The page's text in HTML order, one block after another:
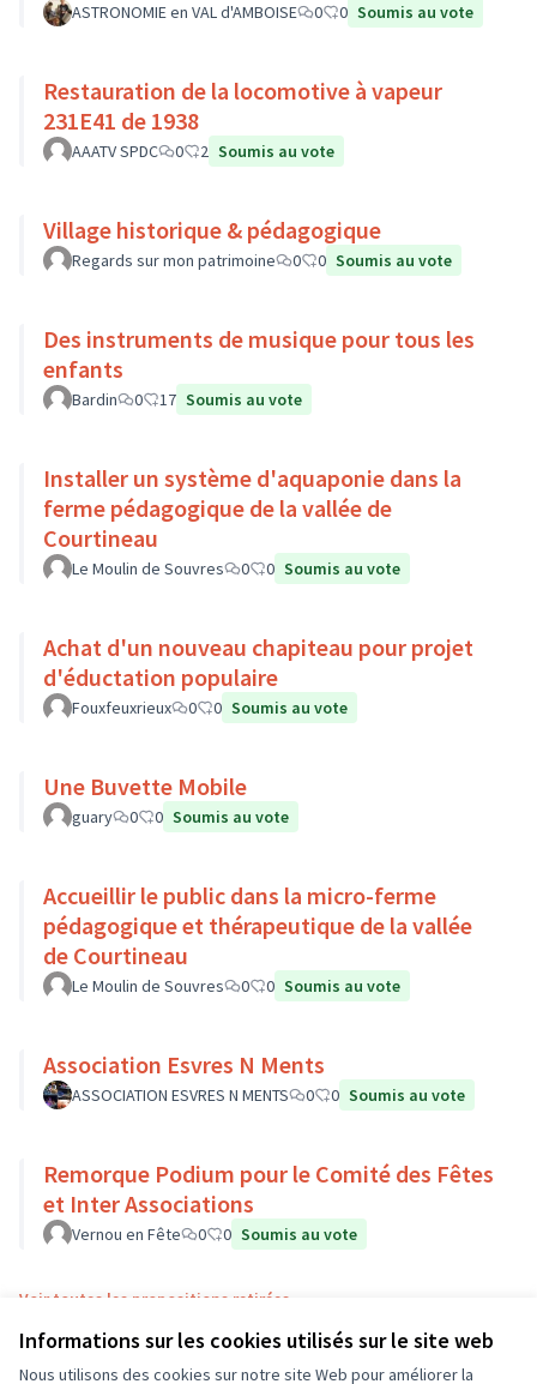
Informations sur les cookies utilisés sur le site web
Nous utilisons des cookies sur notre site Web pour améliorer la
ASTRONOMIE en VAL d'AMBOISE 0 0 Soumis au vote
Restauration de la locomotive à vapeur
231E41 de 1938
AAATV SPDC 0 2 Soumis au vote
Village historique & pédagogique
Regards sur mon patrimoine 0 0 Soumis au vote
Des instruments de musique pour tous les
enfants
Bardin 0 17 Soumis au vote
Installer un système d'aquaponie dans la
ferme pédagogique de la vallée de
Courtineau
Le Moulin de Souvres 0 0 Soumis au vote
Achat d'un nouveau chapiteau pour projet
d'éductation populaire
Fouxfeuxrieux 0 0 Soumis au vote
Une Buvette Mobile
guary 0 0 Soumis au vote
Accueillir le public dans la micro-ferme
pédagogique et thérapeutique de la vallée
de Courtineau
Le Moulin de Souvres 0 0 Soumis au vote
Association Esvres N Ments
ASSOCIATION ESVRES N MENTS 0 0 Soumis au vote
Remorque Podium pour le Comité des Fêtes
et Inter Associations
Vernou en Fête 0 0 Soumis au vote
Voir toutes les propositions retirées
Conditions d'utilisation